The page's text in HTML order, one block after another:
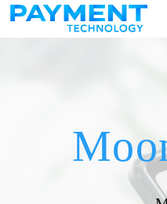
コンテンツへスキップ
メインナビゲーシ